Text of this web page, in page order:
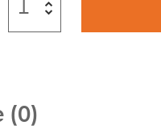
(0)